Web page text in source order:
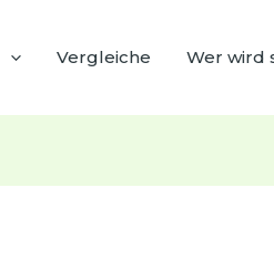
Vergleiche Wer wird